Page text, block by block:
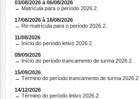
03/08/2026 à 06/08/2026
→ Matrícula para o período 2026.2.
17/08/2026 à 18/08/2026
→ Re-matrícula para o período 2026.2.
11/08/2026
→ Início do período letivo 2026.2.
09/09/2026
→ Início do período trancamento de turma 2026.2.
15/09/2026
→ Término do período trancamento de turma 2026.2.
14/12/2026
→ Término do período letivo 2026.2.